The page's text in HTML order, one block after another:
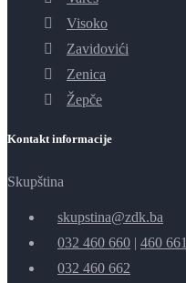
Visoko
Zavidovići
Zenica
Žepče
Kontakt informacije
Skupština
skupstina@zdk.ba
032 460 660 | 460 661
032 460 662